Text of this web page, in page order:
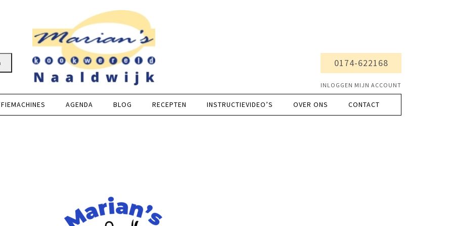
0174-622168
INLOGGEN MIJN ACCOUNT
AGENDA BLOG RECEPTEN INSTRUCTIEVIDEO’S OVER ONS CONTACT